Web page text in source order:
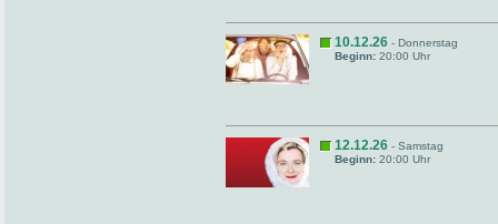
10.12.26 - Donnerstag
Beginn: 20:00 Uhr
12.12.26 - Samstag
Beginn: 20:00 Uhr